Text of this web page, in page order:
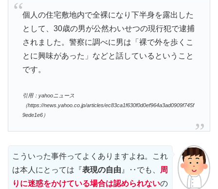
個人の住宅敷地内で全裸になり下半身を露出した
として、30歳の男が公然わいせつの現行犯で逮捕
されました。警察に調べに男は「裸で外を歩くこ
とに興味があった」などと話しているということ
です。
引用：yahooニュース
（https://news.yahoo.co.jp/articles/ec83ca1f630f0d0ef964a3ad0909f745f
9ede1e6）
こういった事件ってよくありますよね。これ
は本人にとっては『 表現の自由』‥でも、 周
りに迷惑をかけている場合は認められないの